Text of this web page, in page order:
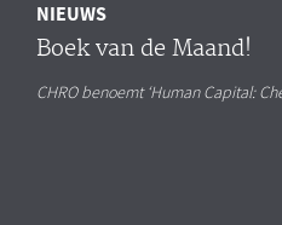
NIEUWS
Boek van de Maand!
CHRO benoemt ‘Human Capital: